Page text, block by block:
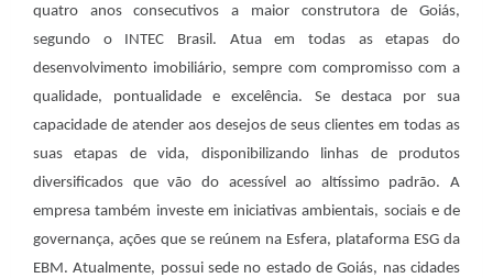
quatro anos consecutivos a maior construtora de Goiás,
segundo o INTEC Brasil. Atua em todas as etapas do
desenvolvimento imobiliário, sempre com compromisso com a
qualidade, pontualidade e excelência. Se destaca por sua
capacidade de atender aos desejos de seus clientes em todas as
suas etapas de vida, disponibilizando linhas de produtos
diversificados que vão do acessível ao altíssimo padrão. A
empresa também investe em iniciativas ambientais, sociais e de
governança, ações que se reúnem na Esfera, plataforma ESG da
EBM. Atualmente, possui sede no estado de Goiás, nas cidades